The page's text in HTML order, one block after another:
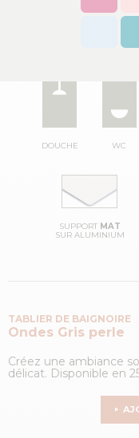
DOUCHE WC
SUPPORT MAT
SUR ALUMINIUM
TABLIER DE BAIGNOIRE
Ondes Gris perle
Créez une ambiance
délicat. Disponible en